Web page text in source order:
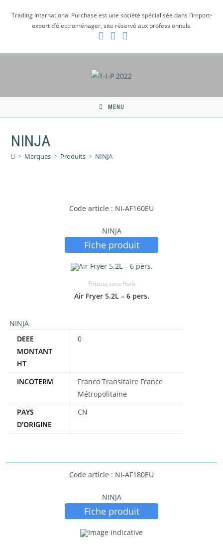
Trading International Purchase est une société spécialisée dans l’import-
export d’électroménager, site réservé aux professionnels.
MENU
NINJA
> Marques > Produits > NINJA
Catégories de produits
Petit Electroménager(2)
Étiquettes produit
Code article : NI-AF160EU
NINJA
Fiche produit
Friteuse sans Huile
Air Fryer 5.2L – 6 pers.
NINJA
DEEE
MONTANT
HT
0
INCOTERM
Franco Transitaire France
Métropolitaine
PAYS
D'ORIGINE
CN
Code article : NI-AF180EU
NINJA
Fiche produit